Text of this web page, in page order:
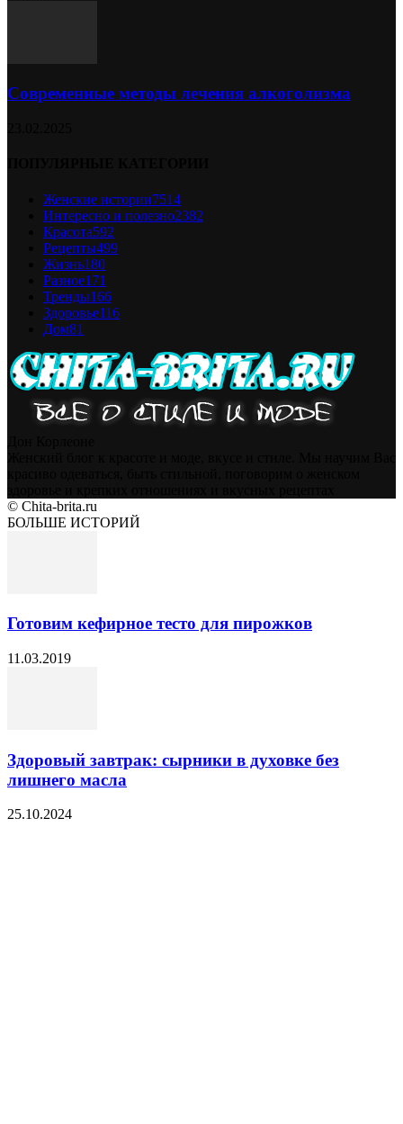
Современные методы лечения алкоголизма
Женские истории7514
Интересно и полезно2382
Красота592
Рецепты499
Жизнь180
Разное171
Тренды166
Здоровье116
Дом81
© Chita-brita.ru
БОЛЬШЕ ИСТОРИЙ
Готовим кефирное тесто для пирожков
11.03.2019
Здоровый завтрак: сырники в духовке без
лишнего масла
25.10.2024